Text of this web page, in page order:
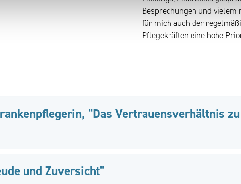
Besprechungen und
für mich auch der
Pflegekräften eine hohe
"Das Vertrauensverhältnis
und Zuversicht"